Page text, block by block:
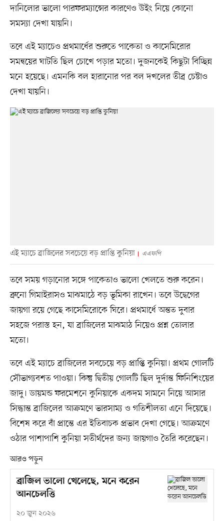
দানিলোর ভালো পারফরম্যান্সের কারণেও উইং নিয়ে কোনো
সমস্যা দেখা যায়নি।
তবে এই ম্যাচেও প্রথমার্ধের শুরুতে পাকেতা ও কাসেমিরোর
সমন্বয়ের ঘাটতি ছিল চোখে পড়ার মতো। দুজনকেই কিছুটা বিচ্ছিন্ন
মনে হয়েছে। এমনকি বল হারানোর পর বল দখলের তীব্র চেষ্টাও
দেখা যায়নি।
এই ম্যাচে ব্রাজিলের সবচেয়ে বড় প্রাপ্তি কুনিয়া এএফপি
তবে সময় গড়ানোর সঙ্গে পাকেতাও ভালো খেলতে শুরু করেন।
ব্রুনো গিমাইরাসও মাঝমাঠে বড় ভূমিকা রাখেন। তবে উদ্বেগের
জায়গা রয়ে গেছে কাসেমিরোকে ঘিরে। প্রথমার্ধে অন্তত দুবার
সহজে পরাস্ত হন, যা ব্রাজিলের মাঝমাঠ নিয়েও প্রশ্ন তোলার
মতো।
তবে এই ম্যাচে ব্রাজিলের সবচেয়ে বড় প্রাপ্তি কুনিয়া। প্রথম গোলটি
সৌভাগ্যবশত পাওয়া। কিন্তু দ্বিতীয় গোলটি ছিল দুর্দান্ত ফিনিশিংয়ের
জাদু। ডায়মন্ড ফরমেশনে কুনিয়াকে একদম সামনে নিয়ে আসার
সিদ্ধান্ত ব্রাজিলের আক্রমণে ভারসাম্য ও গতিশীলতা এনে দিয়েছে।
বিশেষ করে বাঁ প্রান্তে এর ইতিবাচক প্রভাব দেখা গেছে। আক্রমণে
ওঠার পাশাপাশি কুনিয়া সতীর্থদের জন্য জায়গাও তৈরি করেছেন।
আরও পড়ুন
ব্রাজিল ভালো খেলেছে, মনে করেন
আনচেলত্তি
২০ জুন ২০২৬